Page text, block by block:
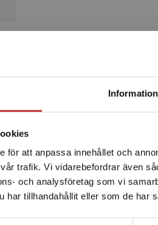
Information
för att anpassa innehållet och
trafik. Vi vidarebefordrar även
och analysföretag som vi
har tillhandahållit eller som de har
Begränsad
Det verkar som att du besöker
enhet utanför Sverige. Vi
Sverige. För att kunna slutföra ett
leveransadressen vara i Sverige.
Produkter